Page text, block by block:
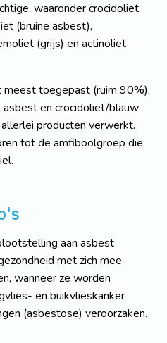
waaronder crocidoliet
(bruine asbest),
(grijs) en actinoliet
toegepast (ruim 90%),
asbest en crocidoliet/blauw
producten verwerkt.
tot de amfiboolgroep die
aan asbest
met zich mee
wanneer ze worden
en buikvlieskanker
(asbestose) veroorzaken.